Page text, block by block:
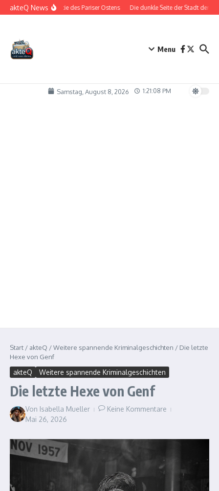
Zum Inhalt springen
akteQ NewsDie Bestie des Pariser Ostens Die dunkle Seite der Stadt der
Menu
Samstag, August 8, 2026 1:21:09 PM
Start / akteQ /Weitere spannende Kriminalgeschichten / Die letzte
Hexe von Genf
akteQ Weitere spannende Kriminalgeschichten
Die letzte Hexe von Genf
Von Isabella Mueller
Keine Kommentare
Mai 26, 2026